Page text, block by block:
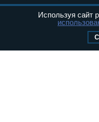
связи, информационных
массовых коммуникаций
Свидетельство о
Используя сайт